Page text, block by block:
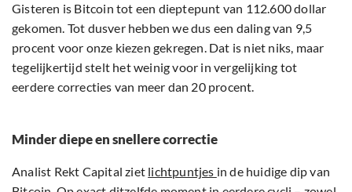
Gisteren is Bitcoin tot een dieptepunt van 112.600 dollar
gekomen. Tot dusver hebben we dus een daling van 9,5
procent voor onze kiezen gekregen. Dat is niet niks, maar
tegelijkertijd stelt het weinig voor in vergelijking tot
eerdere correcties van meer dan 20 procent.
Minder diepe en snellere correctie
Analist Rekt Capital ziet lichtpuntjes in de huidige dip van